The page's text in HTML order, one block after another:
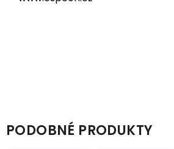
PODOBNÉ PRODUKTY